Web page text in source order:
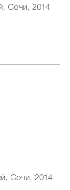
Сочи, 2014
Сочи, 2014